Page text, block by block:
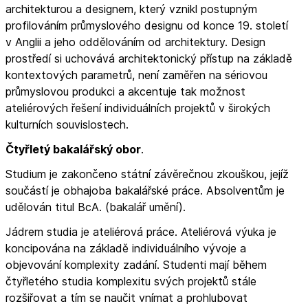
architekturou a designem, který vznikl postupným
profilováním průmyslového designu od konce 19. století
v Anglii a jeho oddělováním od architektury. Design
prostředí si uchovává architektonický přístup na základě
kontextových parametrů, není zaměřen na sériovou
průmyslovou produkci a akcentuje tak možnost
ateliérových řešení individuálních projektů v širokých
kulturních souvislostech.
Čtyřletý bakalářský obor.
Studium je zakončeno státní závěrečnou zkouškou, jejíž
součástí je obhajoba bakalářské práce. Absolventům je
udělován titul BcA. (bakalář umění).
Jádrem studia je ateliérová práce. Ateliérová výuka je
koncipována na základě individuálního vývoje a
objevování komplexity zadání. Studenti mají během
čtyřletého studia komplexitu svých projektů stále
rozšiřovat a tím se naučit vnímat a prohlubovat